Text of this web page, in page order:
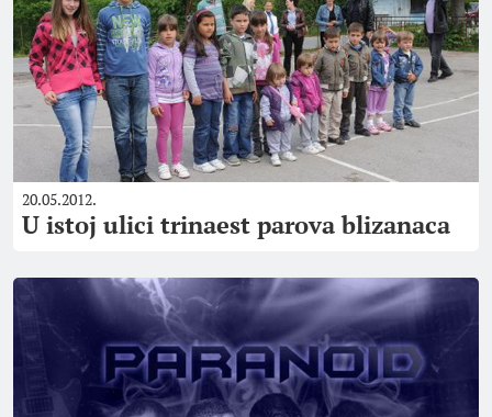
20.05.2012.
U istoj ulici trinaest parova blizanaca